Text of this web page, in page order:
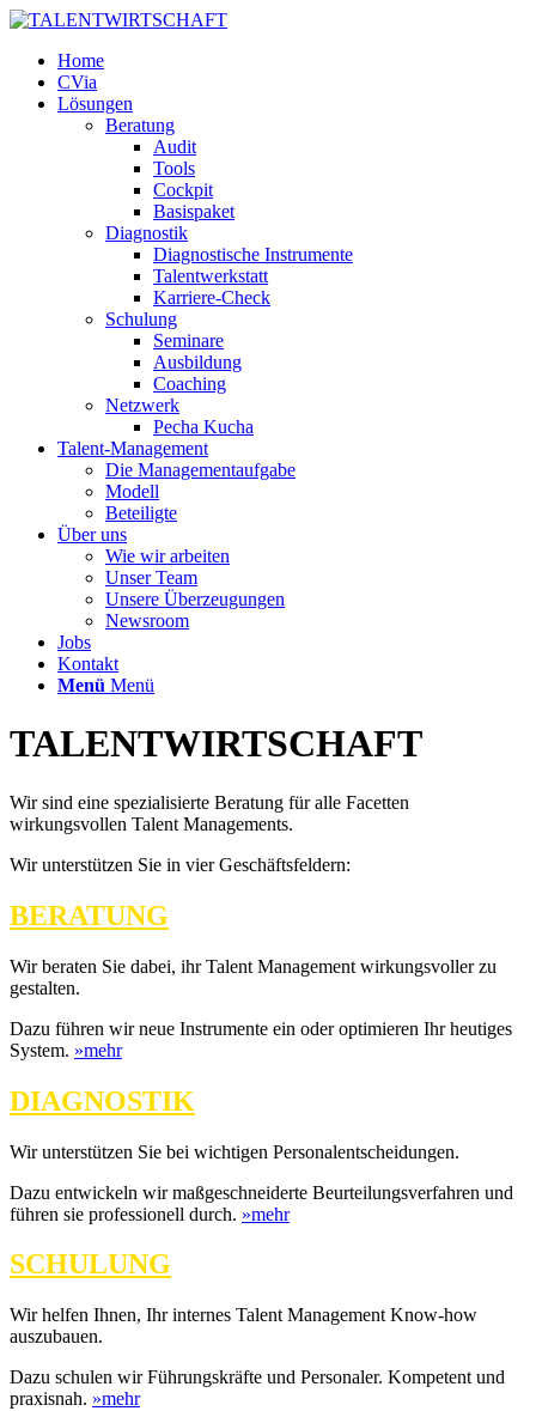
Home
CVia
Lösungen
Beratung
Audit
Tools
Cockpit
Basispaket
Diagnostik
Diagnostische Instrumente
Talentwerkstatt
Karriere-Check
Schulung
Seminare
Ausbildung
Coaching
Netzwerk
Pecha Kucha
Talent-Management
Die Managementaufgabe
Modell
Beteiligte
Über uns
Wie wir arbeiten
Unser Team
Unsere Überzeugungen
Newsroom
Jobs
Kontakt
Menü Menü
TALENTWIRTSCHAFT
Wir sind eine spezialisierte Beratung für alle Facetten
wirkungsvollen Talent Managements.
Wir unterstützen Sie in vier Geschäftsfeldern:
BERATUNG
Wir beraten Sie dabei, ihr Talent Management wirkungsvoller zu
gestalten.
Dazu führen wir neue Instrumente ein oder optimieren Ihr heutiges
System. »mehr
DIAGNOSTIK
Wir unterstützen Sie bei wichtigen Personalentscheidungen.
Dazu entwickeln wir maßgeschneiderte Beurteilungsverfahren und
führen sie professionell durch. »mehr
SCHULUNG
Wir helfen Ihnen, Ihr internes Talent Management Know-how
auszubauen.
Dazu schulen wir Führungskräfte und Personaler. Kompetent und
praxisnah. »mehr